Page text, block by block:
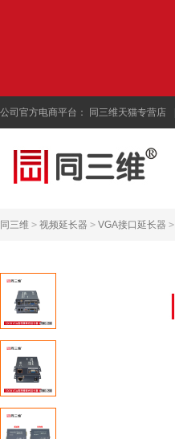
公司官方电商平台： 同三维天猫专营店
同三维 > 视频延长器 > VGA接口延长器 >